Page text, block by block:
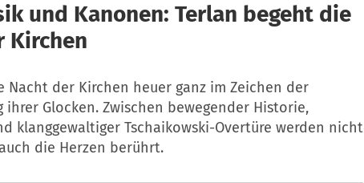
und Kanonen: Terlan begeht die
Kirchen
Nacht der Kirchen heuer ganz im Zeichen der
ihrer Glocken. Zwischen bewegender Historie,
klanggewaltiger Tschaikowski-Overtüre werden nicht
die Herzen berührt.